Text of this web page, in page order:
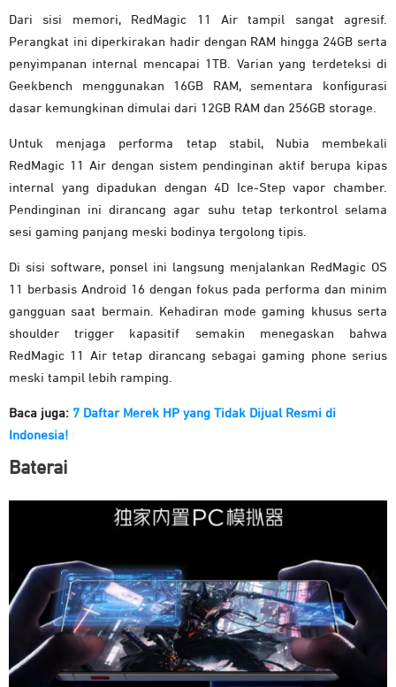
Dari sisi memori, RedMagic 11 Air tampil sangat agresif.
Perangkat ini diperkirakan hadir dengan RAM hingga 24GB serta
penyimpanan internal mencapai 1TB. Varian yang terdeteksi di
Geekbench menggunakan 16GB RAM, sementara konfigurasi
dasar kemungkinan dimulai dari 12GB RAM dan 256GB storage.
Untuk menjaga performa tetap stabil, Nubia membekali
RedMagic 11 Air dengan sistem pendinginan aktif berupa kipas
internal yang dipadukan dengan 4D Ice-Step vapor chamber.
Pendinginan ini dirancang agar suhu tetap terkontrol selama
sesi gaming panjang meski bodinya tergolong tipis.
Di sisi software, ponsel ini langsung menjalankan RedMagic OS
11 berbasis Android 16 dengan fokus pada performa dan minim
gangguan saat bermain. Kehadiran mode gaming khusus serta
shoulder trigger kapasitif semakin menegaskan bahwa
RedMagic 11 Air tetap dirancang sebagai gaming phone serius
meski tampil lebih ramping.
Baca juga: 7 Daftar Merek HP yang Tidak Dijual Resmi di
Indonesia!
Baterai